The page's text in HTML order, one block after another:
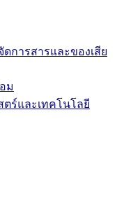
การสารและของเสีย
ม
ตร์และเทคโนโลยี